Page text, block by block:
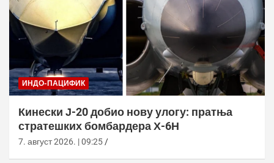
ИНДО-ПАЦИФИК
Кинески Ј-20 добио нову улогу: пратња
стратешких бомбардера Х-6Н
7. август 2026. | 09:25